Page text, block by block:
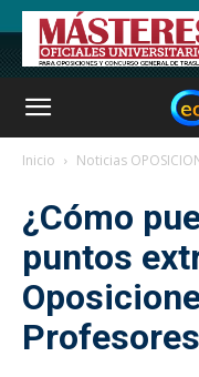
Inicio Noticias
¿Cómo
puntos